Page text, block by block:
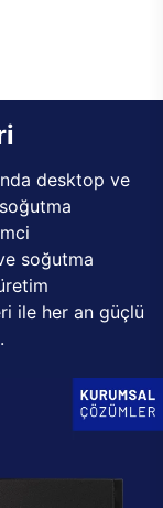
desktop ve
soğutma
ile her an güçlü